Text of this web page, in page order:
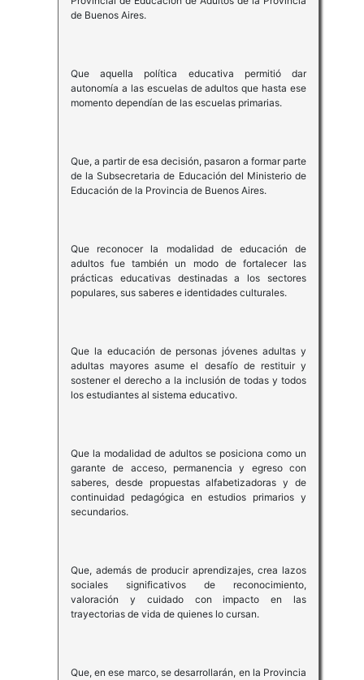
de Buenos Aires.
Que aquella política educativa permitió dar
autonomía a las escuelas de adultos que hasta ese
momento dependían de las escuelas primarias.
Que, a partir de esa decisión, pasaron a formar parte
de la Subsecretaria de Educación del Ministerio de
Educación de la Provincia de Buenos Aires.
Que reconocer la modalidad de educación de
adultos fue también un modo de fortalecer las
prácticas educativas destinadas a los sectores
populares, sus saberes e identidades culturales.
Que la educación de personas jóvenes adultas y
adultas mayores asume el desafío de restituir y
sostener el derecho a la inclusión de todas y todos
los estudiantes al sistema educativo.
Que la modalidad de adultos se posiciona como un
garante de acceso, permanencia y egreso con
saberes, desde propuestas alfabetizadoras y de
continuidad pedagógica en estudios primarios y
secundarios.
Que, además de producir aprendizajes, crea lazos
sociales significativos de reconocimiento,
valoración y cuidado con impacto en las
trayectorias de vida de quienes lo cursan.
Que, en ese marco, se desarrollarán, en la Provincia